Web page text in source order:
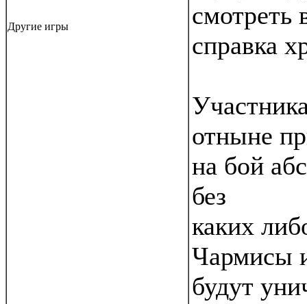
Другие игры
смотреть
справка
отныне
на бой
без
каких
Чармисы
будут